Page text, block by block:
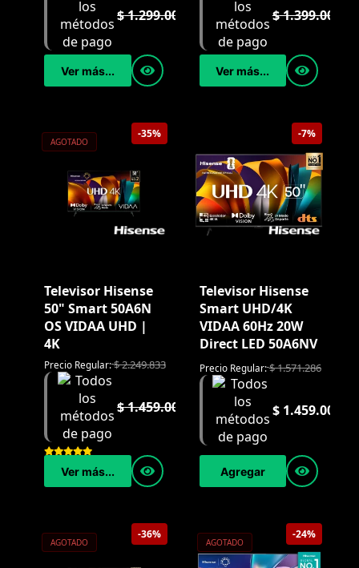
$1.299.000
Ver más...
$1.399.000
Ver más...
-35%
AGOTADO
Televisor Hisense
50" Smart 50A6N
OS VIDAA UHD |
4K
Precio Regular:$2.249.833
$1.459.000
Ver más...
-7%
Televisor Hisense
Smart UHD/4K
VIDAA 60Hz 20W
Direct LED 50A6NV
Precio Regular:$1.571.286
$1.459.000
Agregar
-36%
AGOTADO
-24%
AGOTADO